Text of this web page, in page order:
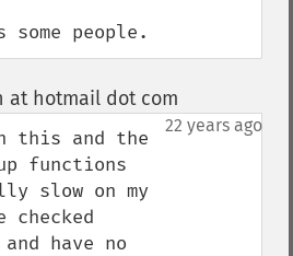
some people.
at hotmail dot com
22 years ago
this and the
functions
slow on my
have no